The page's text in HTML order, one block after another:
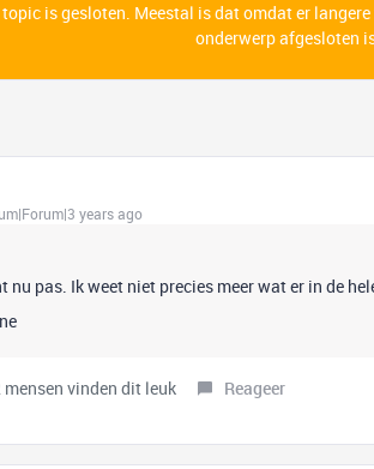
is gesloten. Meestal is dat omdat er
onderwerp afgesloten
years ago
nu pas. Ik weet niet precies meer wat er in de
mensen vinden dit leuk Reageer